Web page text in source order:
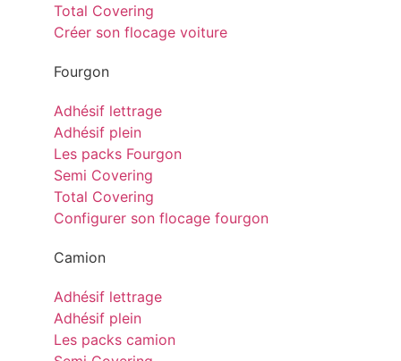
Total Covering
Créer son flocage voiture
Fourgon
Adhésif lettrage
Adhésif plein
Les packs Fourgon
Semi Covering
Total Covering
Configurer son flocage fourgon
Camion
Adhésif lettrage
Adhésif plein
Les packs camion